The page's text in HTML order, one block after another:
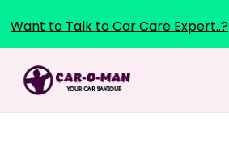
content
Want to Talk to Car Care Expert..?